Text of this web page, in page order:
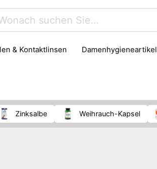
& Kontaktlinsen Damenhygieneartikel
Zinksalbe Weihrauch-Kapsel